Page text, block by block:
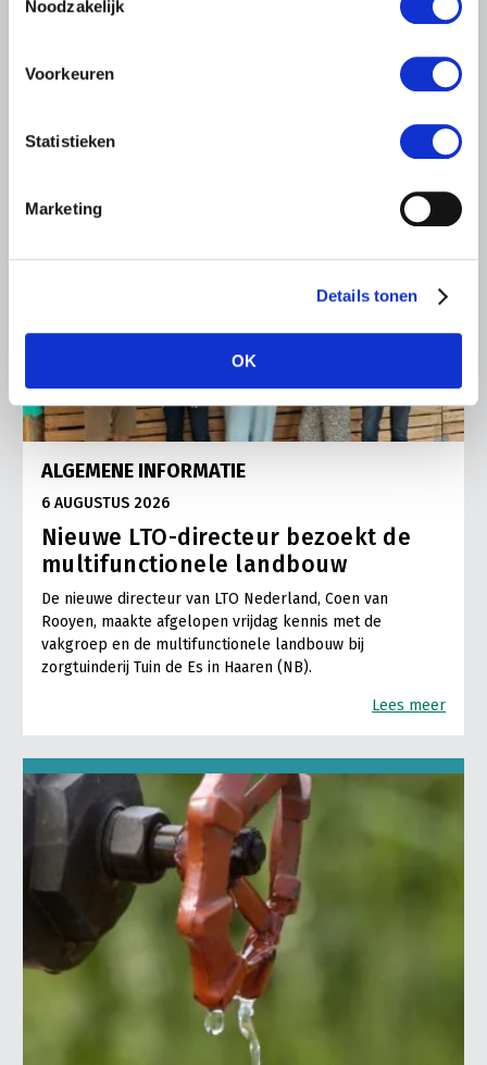
Noodzakelijk
Voorkeuren
Statistieken
Marketing
Details tonen
OK
Ronald Oenema op het melkveebedrijf van Jolmer de
Lees meer
ALGEMENE INFORMATIE
6 AUGUSTUS 2026
Nieuwe LTO-directeur bezoekt de
multifunctionele landbouw
De nieuwe directeur van LTO Nederland, Coen van
Rooyen, maakte afgelopen vrijdag kennis met de
vakgroep en de multifunctionele landbouw bij
zorgtuinderij Tuin de Es in Haaren (NB).
Lees meer